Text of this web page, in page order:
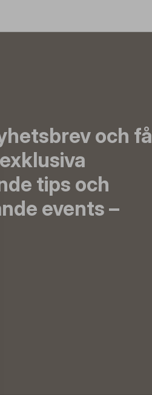
och få
tips och
events –